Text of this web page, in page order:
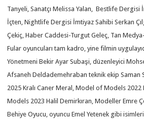
Tanyeli, Sanatçı Melissa Yalan, Bestlife Dergisi
İçten, Nightlife Dergisi İmtiyaz Sahibi Serkan
Çekiç, Haber Caddesi-Turgut Geleç, Tan
Fular oyuncuları tam kadro, yine filmin
Yönetmeni Bekir Ayar Subaşi, düzenleyici
Afsaneh Deldademehraban teknik ekip
2025 Kralı Caner Meral, Model of Models 2022
Models 2023 Halil Demirkıran, Modeller Emre
Behiye Oyucu, oyuncu Emel Yetenek gibi